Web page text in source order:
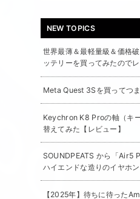
NEW TOPICS
世界最薄＆最軽量級＆価格
ッテリーを買ってみたのでレ
Meta Quest 3Sを買ってつ
Keychron K8 Proの軸（キ
替えてみた【レビュー】
SOUNDPEATS から「Air5
ハイエンドな造りのイヤホン
【2025年】待ちに待った